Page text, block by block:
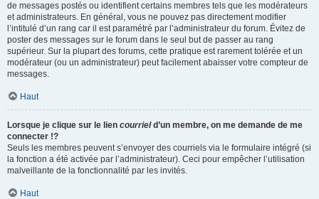
de messages postés ou identifient certains membres tels que les modérateurs
et administrateurs. En général, vous ne pouvez pas directement modifier
l’intitulé d’un rang car il est paramétré par l’administrateur du forum. Évitez de
poster des messages sur le forum dans le seul but de passer au rang
supérieur. Sur la plupart des forums, cette pratique est rarement tolérée et un
modérateur (ou un administrateur) peut facilement abaisser votre compteur de
messages.
Haut
Lorsque je clique sur le lien courrield’un membre, on me demande de me
connecter !?
Seuls les membres peuvent s’envoyer des courriels via le formulaire intégré (si
la fonction a été activée par l’administrateur). Ceci pour empêcher l’utilisation
malveillante de la fonctionnalité par les invités.
Haut